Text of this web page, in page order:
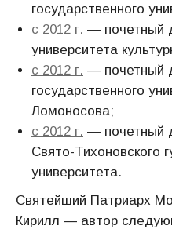
государственного
с 2012 г. — почетный
университета
с 2012 г. — почетный
государственного
Ломоносова;
с 2012 г. — почетный
Свято-Тихоновского
университета.
Святейший Патриарх
Кирилл — автор